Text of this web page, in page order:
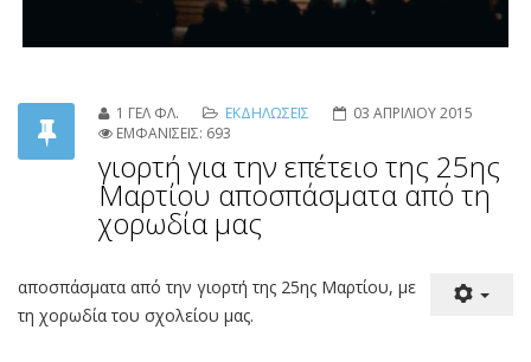
1 ΓΕΛ ΦΛ. ΕΚΔΗΛΩΣΕΙΣ
03 ΑΠΡΙΛΙΟΥ 2015
ΕΜΦΑΝΙΣΕΙΣ: 693
γιορτή για την επέτειο της 25ης
Μαρτίου αποσπάσματα από τη
χορωδία μας
αποσπάσματα από την γιορτή της 25ης Μαρτίου, με
τη χορωδία του σχολείου μας.